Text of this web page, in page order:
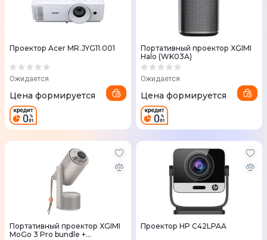
Проектор Acer MR.JYG11.001
Ожидается
Цена формируется
Портативный проектор XGIMI
Halo (WK03A)
Ожидается
Цена формируется
Портативный проектор XGIMI
MoGo 3 Pro bundle +
Проектор HP C42LPAA